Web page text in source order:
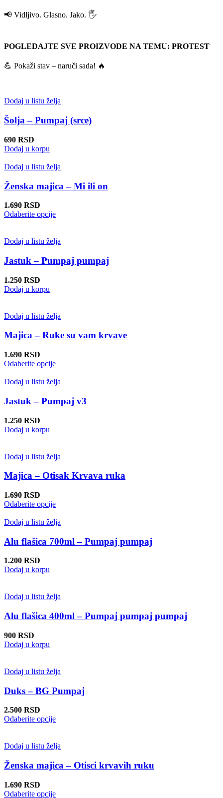
📢 Vidljivo. Glasno. Jako. 🖐
POGLEDAJTE SVE PROIZVODE NA TEMU: PROTEST
💪 Pokaži stav – naruči sada! 🔥
Dodaj u listu želja
Šolja – Pumpaj (srce)
690 RSD
Dodaj u korpu
Dodaj u listu želja
Ženska majica – Mi ili on
1.690 RSD
Odaberite opcijeOvaj
više
Opcije
mogu
proizvoda.
Dodaj u listu želja
Jastuk – Pumpaj pumpaj
1.250 RSD
Dodaj u korpu
Dodaj u listu želja
Majica – Ruke su vam krvave
1.690 RSD
Odaberite opcijeOvaj
ima
varijanti.
Opcije
stranici
proizvoda.
Dodaj u listu želja
Jastuk – Pumpaj v3
1.250 RSD
Dodaj u korpu
Dodaj u listu želja
Majica – Otisak Krvava ruka
1.690 RSD
Odaberite opcijeOvaj
ima
varijanti.
Opcije
stranici
proizvoda.
Dodaj u listu želja
Alu flašica 700ml – Pumpaj pumpaj
1.200 RSD
Dodaj u korpu
Dodaj u listu želja
Alu flašica 400ml – Pumpaj pumpaj pumpaj
900 RSD
Dodaj u korpu
Dodaj u listu želja
Duks – BG Pumpaj
2.500 RSD
Odaberite opcijeOvaj
više
Opcije
mogu
Dodaj u listu želja
Ženska majica – Otisci krvavih ruku
1.690 RSD
Odaberite opcijeOvaj